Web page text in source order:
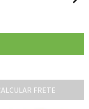
FRETE